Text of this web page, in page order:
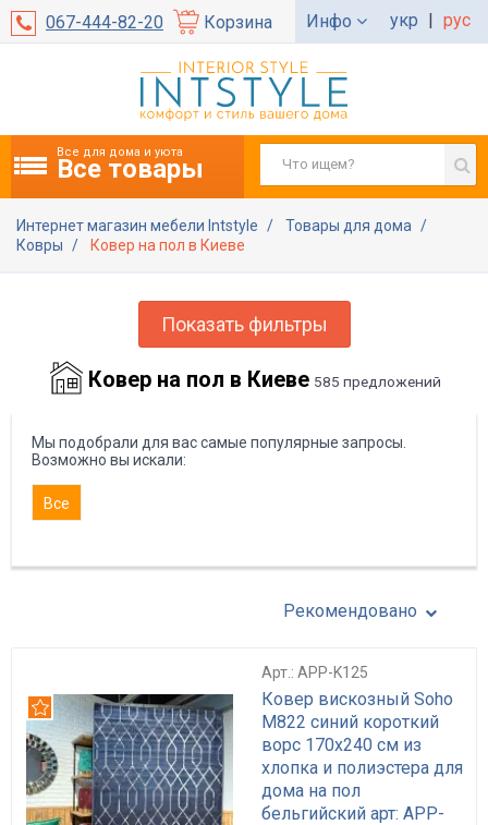
067-444-82-20 Корзина Инфо укр | рус
Все для дома и уюта
Все товары
Интернет магазин мебели Intstyle
Товары для дома
Ковры
Ковер на пол в Киеве
Показать фильтры
Ковер на пол в Киеве 585 предложений
Мы подобрали для вас самые популярные запросы.
Возможно вы искали:
Все
Рекомендовано
Арт.: APP-K125
Ковер вискозный Soho
M822 синий короткий
ворс 170x240 см из
хлопка и полиэстера для
дома на пол
бельгийский арт: APP-
Рекомендуем